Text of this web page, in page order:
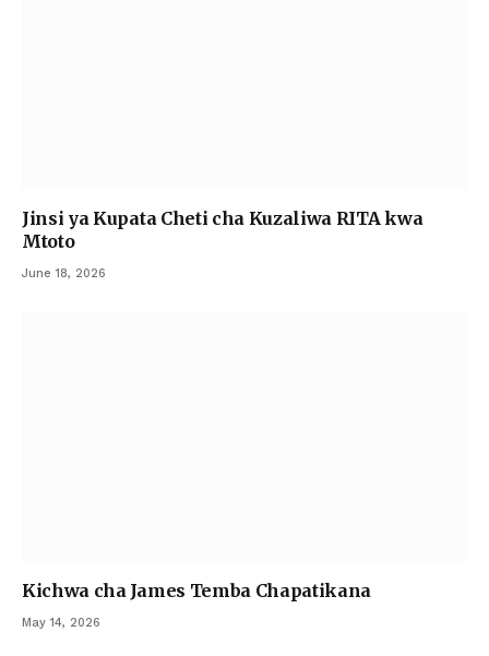
Jinsi ya Kupata Cheti cha Kuzaliwa RITA kwa
Mtoto
June 18, 2026
Kichwa cha James Temba Chapatikana
May 14, 2026